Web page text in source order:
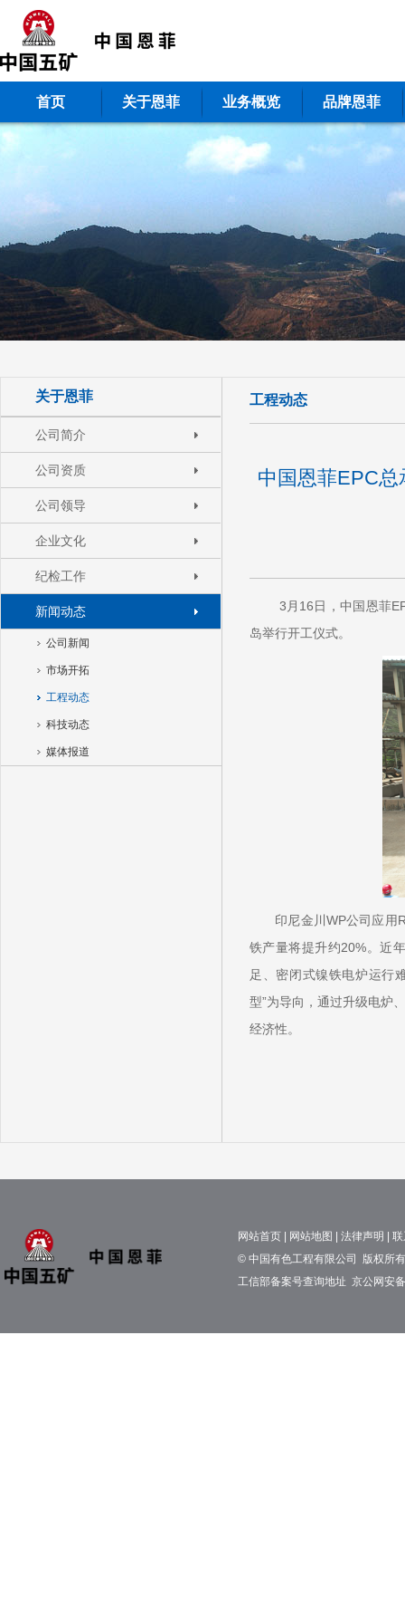
首页 关于恩菲 业务概览 品牌恩菲
关于恩菲
公司简介
公司资质
公司领导
企业文化
纪检工作
新闻动态
公司新闻
市场开拓
工程动态
科技动态
媒体报道
工程动态
中国恩菲EPC
3月16日，中国恩菲
岛举行开工仪式。
印尼金川WP公司应用
铁产量将提升约20%。近
足、密闭式镍铁电炉运行
型”为导向，通过升级电炉
经济性。
网站首页 | 网站地图 | 法律声明 |
© 中国有色工程有限公司 版权所
工信部备案号查询地址 京公网安